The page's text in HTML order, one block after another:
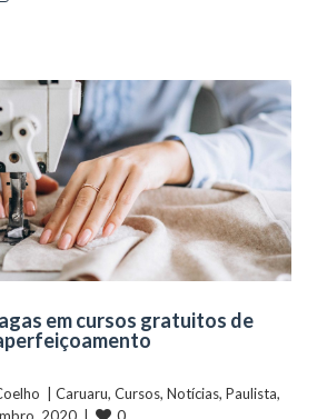
em cursos gratuitos de
Coelho  |
Caruaru, Cursos, Notícias, Paulista
2020  |
0